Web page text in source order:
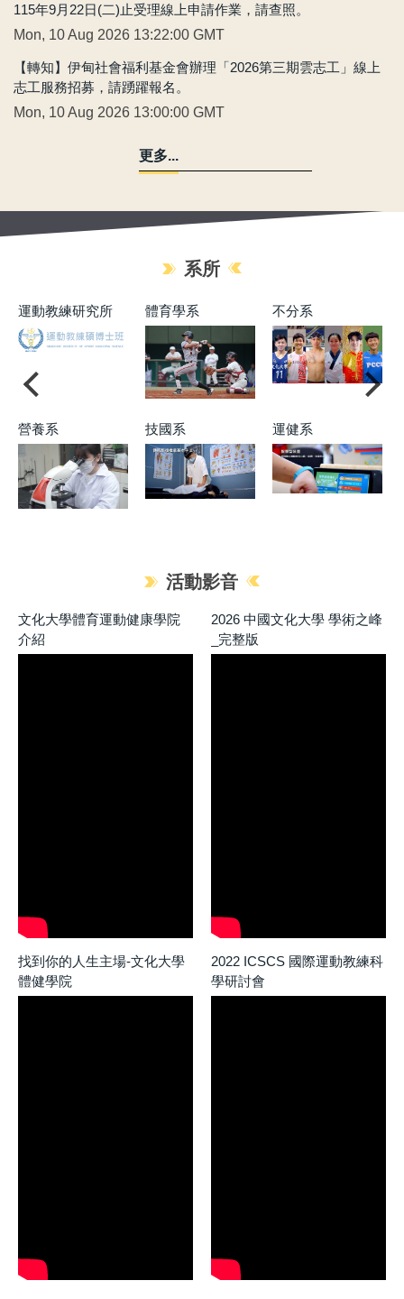
115年9月22日(二)止受理線上申請作業，請查照。
Mon, 10 Aug 2026 13:22:00 GMT
【轉知】伊甸社會福利基金會辦理「2026第三期雲志工」線上
志工服務招募，請踴躍報名。
Mon, 10 Aug 2026 13:00:00 GMT
更多...
系所
運動教練研究所 體育學系 不分系
營養系 技國系 運健系
活動影音
文化大學體育運動健康學院
介紹
2026 中國文化大學 學術之峰
_完整版
找到你的人生主場-文化大學
體健學院
2022 ICSCS 國際運動教練科
學研討會